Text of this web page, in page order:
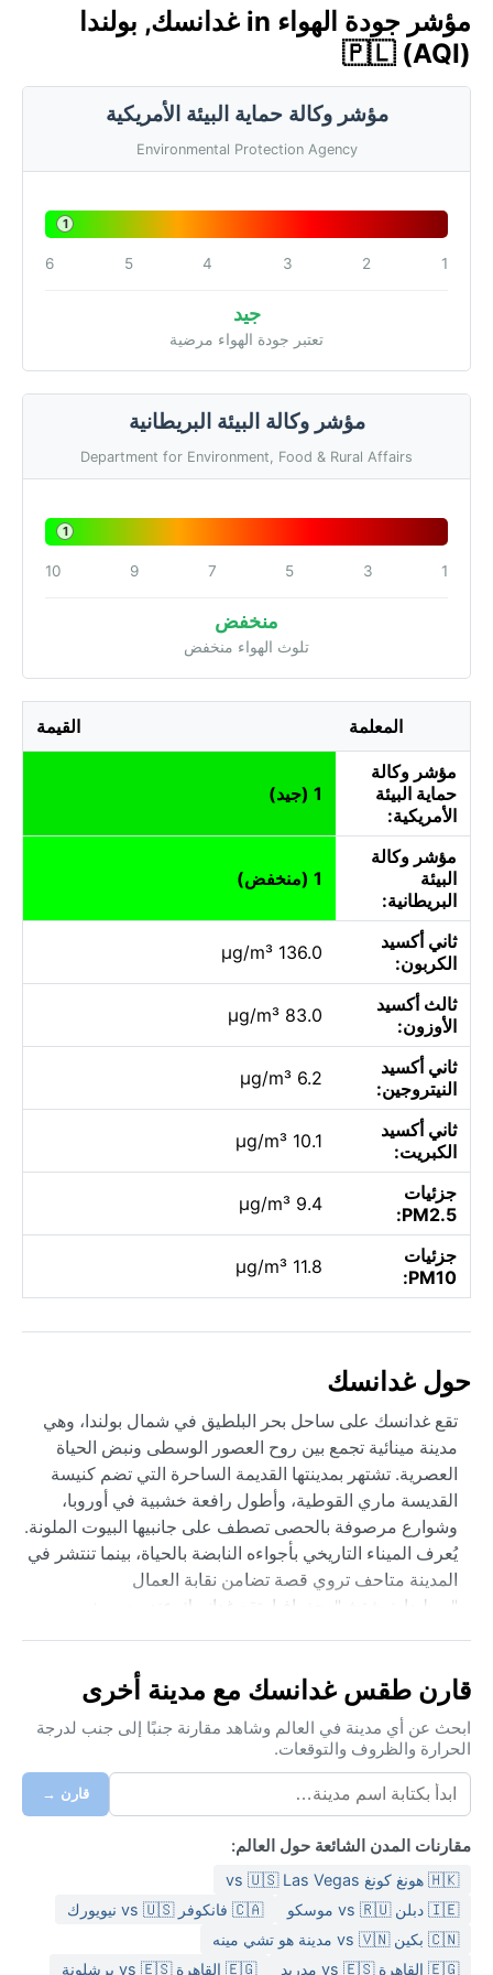
مؤشر جودة الهواء in غدانسك, بولندا
🇵🇱 (AQI)
مؤشر وكالة حماية البيئة الأمريكية
Environmental Protection Agency
1
1
2
3
4
5
6
جيد
تعتبر جودة الهواء مرضية
مؤشر وكالة البيئة البريطانية
Department for Environment, Food & Rural Affairs
1
1
3
5
7
9
10
منخفض
تلوث الهواء منخفض
المعلمة القيمة
مؤشر وكالة
حماية البيئة
الأمريكية:
1 (جيد)
مؤشر وكالة
البيئة
البريطانية:
1 (منخفض)
ثاني أكسيد
الكربون:
136.0 µg/m³
ثالث أكسيد
الأوزون:
83.0 µg/m³
ثاني أكسيد
النيتروجين:
6.2 µg/m³
ثاني أكسيد
الكبريت:
10.1 µg/m³
جزئيات
PM2.5:
9.4 µg/m³
جزئيات
PM10:
11.8 µg/m³
حول غدانسك
تقع غدانسك على ساحل بحر البلطيق في شمال بولندا، وهي
مدينة مينائية تجمع بين روح العصور الوسطى ونبض الحياة
العصرية. تشتهر بمدينتها القديمة الساحرة التي تضم كنيسة
القديسة ماري القوطية، وأطول رافعة خشبية في أوروبا،
وشوارع مرصوفة بالحصى تصطف على جانبيها البيوت الملونة.
يُعرف الميناء التاريخي بأجواءه النابضة بالحياة، بينما تنتشر في
المدينة متاحف تروي قصة تضامن نقابة العمال
"سوليدارنوشتش". جغرافيا، تقع غدانسك عند مصب نهر
مناخ المدينة من نوع Dfb (قاري رطب مع صيف معتدل)،
حيث يكون الصيف لطيفاً نسبياً بمتوسط درجات حرارة تتراوح
بين 18 و22 درجة مئوية، مع أمطار متوسطة ورطوبة مرتفعة
أحياناً. أما الشتاء فبارد ومثلج، إذ تنخفض الحرارة غالباً إلى ما
دون الصفر مع تساقط ثلوج متكرر. ينبغي للزوار حمل ملابس
معاطف ثقيلة وأحذية مقاومة للماء والثلج. تزداد الرطوبة في
الخريف والربيع، لذا يُنصح بإحضار مظلة أو سترة مقاومة
للمطر.
أفضل وقت لزيارة غدانسك من منظور الطقس هو بين أواخر
قارن طقس غدانسك مع مدينة أخرى
ابحث عن أي مدينة في العالم وشاهد مقارنة جنبًا إلى جنب لدرجة
الحرارة والظروف والتوقعات.
قارن →
مقارنات المدن الشائعة حول العالم:
🇭🇰 هونغ كونغ vs 🇺🇸 Las Vegas
🇮🇪 دبلن vs 🇷🇺 موسكو
🇨🇦 فانكوفر vs 🇺🇸 نيويورك
🇨🇳 بكين vs 🇻🇳 مدينة هو تشي مينه
🇪🇬 القاهرة vs 🇪🇸 مدريد
🇪🇬 القاهرة vs 🇪🇸 برشلونة